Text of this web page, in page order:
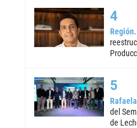
Región
Rafaela
del
de